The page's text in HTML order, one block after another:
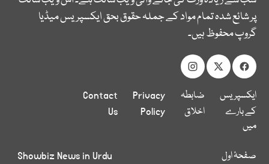
پر شائع شدہ تمام مواد کے جملہ حقوق بحق ایکسپریس میڈیا
گروپ محفوظ ہیں۔
ایکسپریس
کے بارے
میں
ضابطہ
اخلاق
Privacy
Policy
Contact
Us
صفحۂ اول
Showbiz News in Urdu